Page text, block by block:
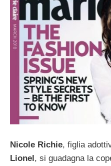
Nicole Richie, figlia
Lionel, si guadagna la